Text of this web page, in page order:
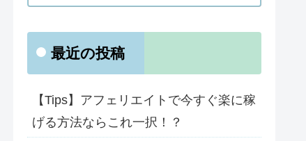
最近の投稿
【Tips】アフェリエイトで今すぐ楽に稼
げる方法ならこれ一択！？